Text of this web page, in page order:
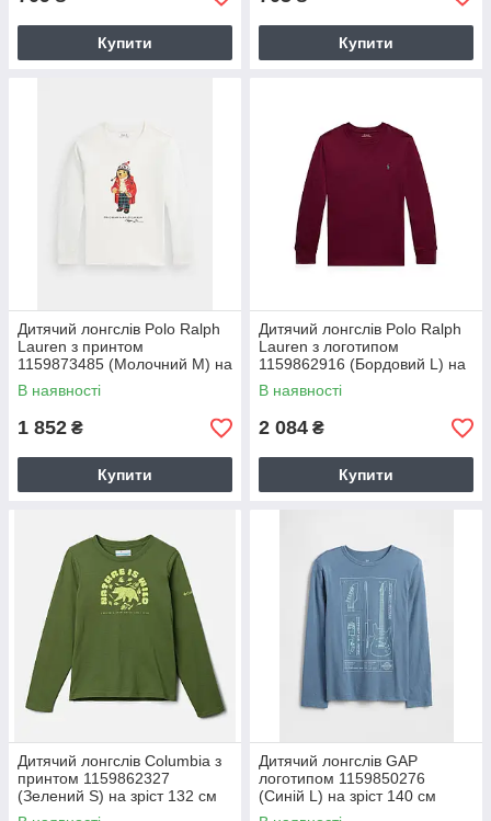
Купити Купити
Дитячий лонгслів Polo Ralph
Lauren з принтом
1159873485 (Молочний M) на
зріст 140-149 см
В наявності
1 852 ₴
Купити
Дитячий лонгслів Polo Ralph
Lauren з логотипом
1159862916 (Бордовий L) на
зріст 150-161 см
В наявності
2 084 ₴
Купити
Дитячий лонгслів Columbia з
принтом 1159862327
(Зелений S) на зріст 132 см
Дитячий лонгслів GAP
логотипом 1159850276
(Синій L) на зріст 140 см